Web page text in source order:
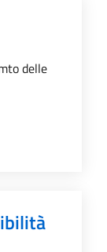
delle
EDILIZIE